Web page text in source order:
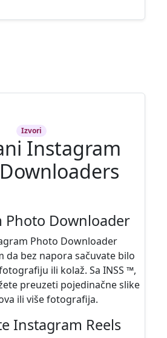
Izvori
Instagram
Photo Downloader
Photo Downloader
da bez napora sačuvate bilo
ili kolaž. Sa INSS ™,
preuzeti pojedinačne slike
ili više fotografija.
Instagram Reels